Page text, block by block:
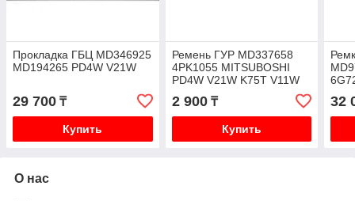
Прокладка ГБЦ MD346925
MD194265 PD4W V21W
29 700 ₸
Купить
Ремень ГУР MD337658
4PK1055 MITSUBOSHI
PD4W V21W K75T V11W
V31W K85W
2 900₸
Купить
32
О нас